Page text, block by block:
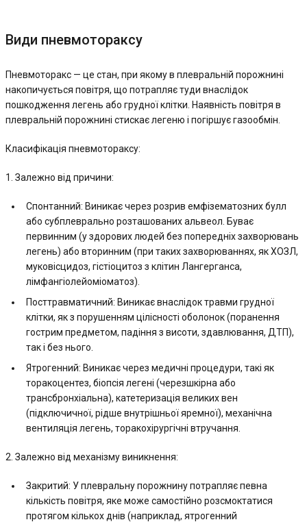
Види пневмотораксу
Пневмоторакс — це стан, при якому в плевральній порожнині
накопичується повітря, що потрапляє туди внаслідок
пошкодження легень або грудної клітки. Наявність повітря в
плевральній порожнині стискає легеню і погіршує газообмін.
Класифікація пневмотораксу:
1. Залежно від причини:
Спонтанний: Виникає через розрив емфізематозних булл
або субплеврально розташованих альвеол. Буває
первинним (у здорових людей без попередніх захворювань
легень) або вторинним (при таких захворюваннях, як ХОЗЛ,
муковісцидоз, гістіоцитоз з клітин Лангерганса,
лімфангіолейоміоматоз).
Посттравматичний: Виникає внаслідок травми грудної
клітки, як з порушенням цілісності оболонок (поранення
гострим предметом, падіння з висоти, здавлювання, ДТП),
так і без нього.
Ятрогенний: Виникає через медичні процедури, такі як
торакоцентез, біопсія легені (черезшкірна або
трансбронхіальна), катетеризація великих вен
(підключичної, рідше внутрішньої яремної), механічна
вентиляція легень, торакохірургічні втручання.
2. Залежно від механізму виникнення:
Закритий: У плевральну порожнину потрапляє певна
кількість повітря, яке може самостійно розсмоктатися
протягом кількох днів (наприклад, ятрогенний